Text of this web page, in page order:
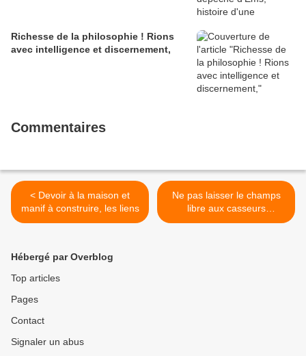
Richesse de la philosophie ! Rions
avec intelligence et discernement,
Commentaires
< Devoir à la maison et
manif à construire, les liens
Ne pas laisser le champs
libre aux casseurs
embusqués derrière la
Hébergé par Overblog
Top articles
Pages
Contact
Signaler un abus